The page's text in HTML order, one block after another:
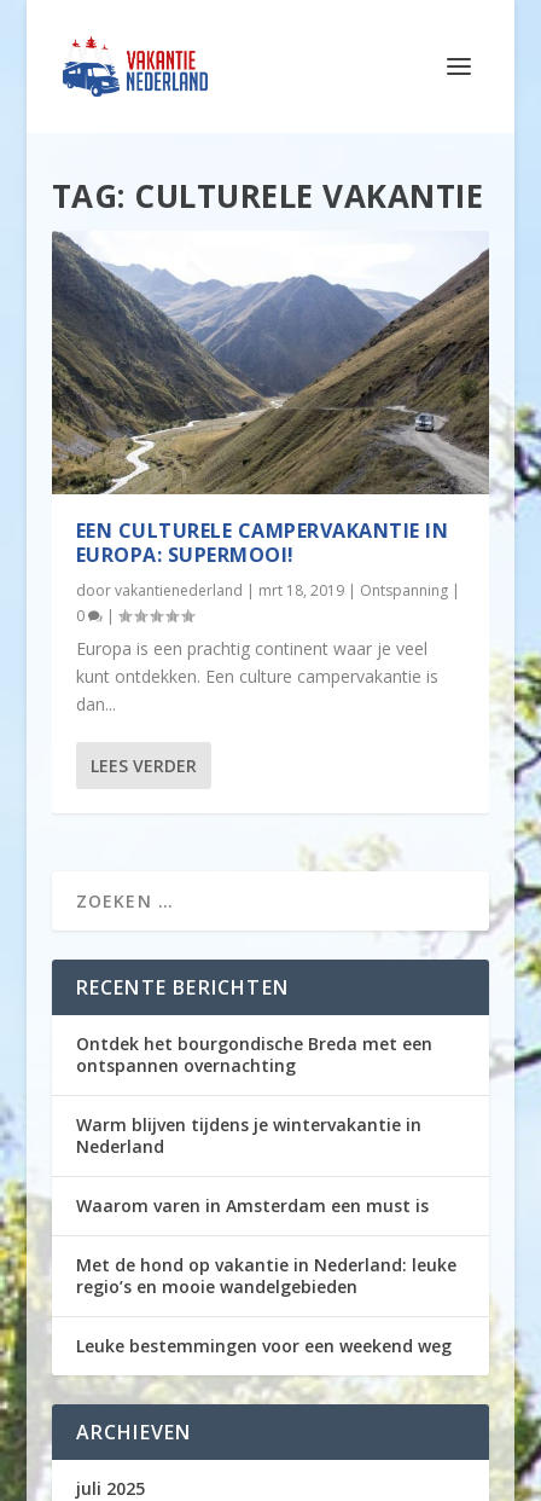
TAG: CULTURELE VAKANTIE
EEN CULTURELE CAMPERVAKANTIE IN
EUROPA: SUPERMOOI!
doorvakantienederland | mrt 18, 2019| Ontspanning|
0
|
Europa is een prachtig continent waar je veel
kunt ontdekken. Een culture campervakantie is
dan...
LEES VERDER
RECENTE BERICHTEN
Ontdek het bourgondische Breda met een
ontspannen overnachting
Warm blijven tijdens je wintervakantie in
Nederland
Waarom varen in Amsterdam een must is
Met de hond op vakantie in Nederland: leuke
regio’s en mooie wandelgebieden
Leuke bestemmingen voor een weekend weg
ARCHIEVEN
juli 2025